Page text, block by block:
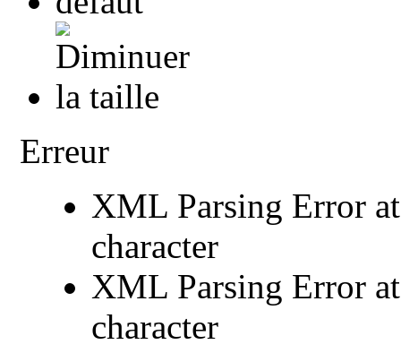
Erreur
XML Parsing Error
character
XML Parsing Error
character